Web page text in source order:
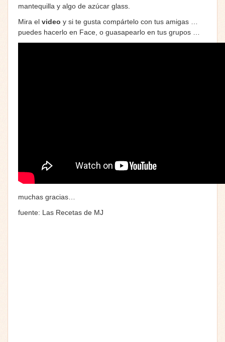
mantequilla y algo de azúcar glass.
Mira el video y si te gusta compártelo con tus amigas …
puedes hacerlo en Face, o guasapearlo en tus grupos …
muchas gracias…
fuente: Las Recetas de MJ